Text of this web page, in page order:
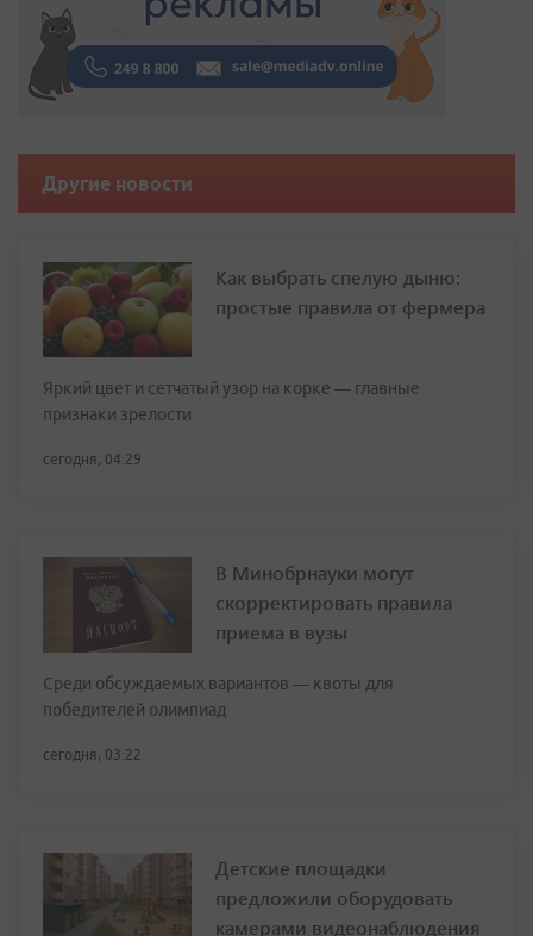
Другие новости
Как выбрать спелую дыню:
простые правила от фермера
Яркий цвет и сетчатый узор на корке — главные
признаки зрелости
сегодня, 04:29
В Минобрнауки могут
скорректировать правила
приема в вузы
Среди обсуждаемых вариантов — квоты для
победителей олимпиад
сегодня, 03:22
Детские площадки
предложили оборудовать
камерами видеонаблюдения